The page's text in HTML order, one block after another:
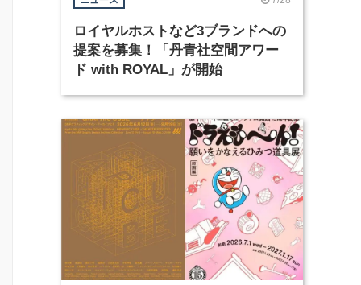
ロイヤルホストなど3ブランドへの
提案を募集！「丹青社空間アワー
ド with ROYAL」が開始